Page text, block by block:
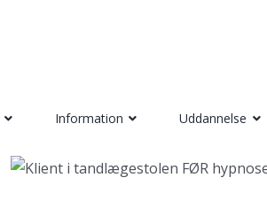
Information Uddannelse